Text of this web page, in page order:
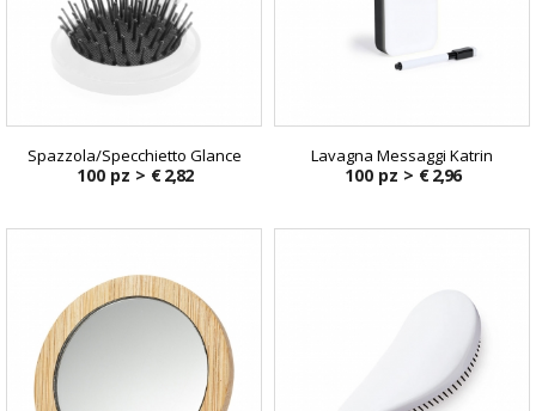
Spazzola/Specchietto Glance
100 pz > € 2,82
Lavagna Messaggi Katrin
100 pz > € 2,96